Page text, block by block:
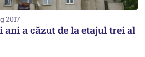
2017
ani a căzut de la etajul trei al